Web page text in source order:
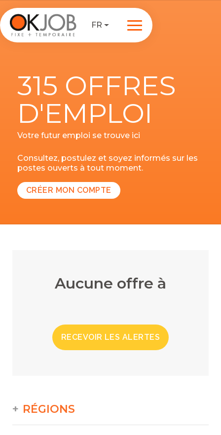
FR
315 OFFRES
D'EMPLOI
Votre futur emploi se trouve ici
Consultez, postulez et soyez informés sur les
postes ouverts à tout moment.
CRÉER MON COMPTE
Aucune offre à
RECEVOIR LES ALERTES
RÉGIONS